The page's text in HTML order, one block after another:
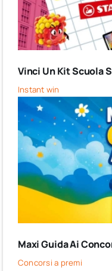
Vinci Un Kit Scuola
Instant win
Maxi Guida Ai
Concorsi a premi